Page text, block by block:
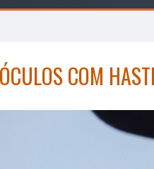
ÓCULOS COM